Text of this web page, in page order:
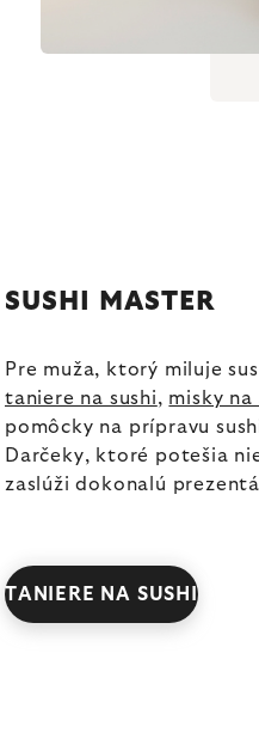
SUSHI MASTER
Pre muža, ktorý miluje
taniere na sushi, misky na
pomôcky na prípravu
Darčeky, ktoré potešia
zaslúži dokonalú
TANIERE NA SUSHI